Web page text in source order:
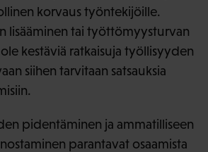
korvaus työntekijöille.
lisääminen tai työttömyysturvan
kestäviä ratkaisuja työllisyyden
siihen tarvitaan satsauksia
pidentäminen ja ammatilliseen
parantavat osaamista